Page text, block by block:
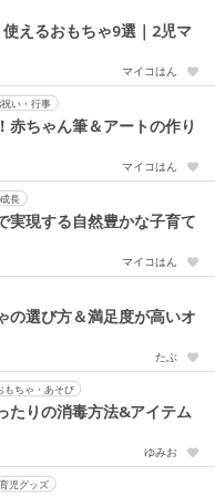
えるおもちゃ9選｜2児マ
マイコはん
い・行事
赤ちゃん筆＆アートの作り
マイコはん
長
現する自然豊かな子育て
マイコはん
の選び方＆満足度が高いオ
たぶ
もちゃ・あそび
たりの消毒方法&アイテム
ゆみお
育児グッズ